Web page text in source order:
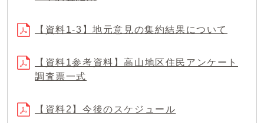
【資料1-3】地元意見の集約結果について
【資料1参考資料】高山地区住民アンケート
調査票一式
【資料2】今後のスケジュール